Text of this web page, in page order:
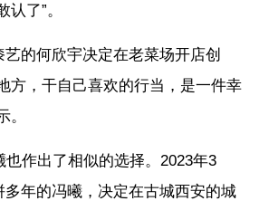
了”。
的何欣宇决定在老菜场开店创
方，干自己喜欢的行当，是一件幸
。
也作出了相似的选择。2023年3
多年的冯曦，决定在古城西安的城